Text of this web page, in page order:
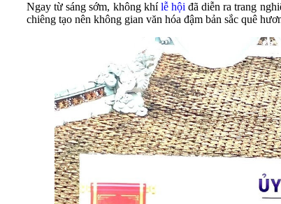
Ngay từ sáng sớm, không khílễ hội đã diễn ra trang
chiêng tạo nên không gian văn hóa đậm bản sắc quê